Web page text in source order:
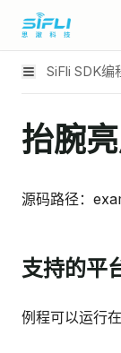
SiFli SDK编
抬腕
源码路径：
支持的平
例程可以运行